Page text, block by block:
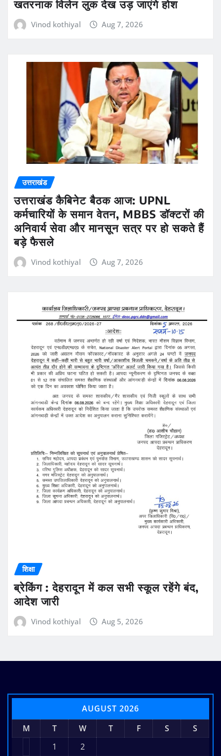
खतरनाक विलेन लुक देख उड़ जाएंगे होश
Vinod kothiyal Aug 7, 2026
उत्तराखंड
उत्तराखंड कैबिनेट बैठक आज: UPNL
कर्मचारियों के समान वेतन, MBBS डॉक्टरों की
अनिवार्य सेवा और मानसून सत्र पर हो सकते हैं
बड़े फैसले
Vinod kothiyal Aug 7, 2026
शिक्षा
ब्रेकिंग : देहरादून में कल सभी स्कूल रहेंगे बंद,
आदेश जारी
Vinod kothiyal Aug 5, 2026
AUGUST 2026
M
T W T F S
S
1
2